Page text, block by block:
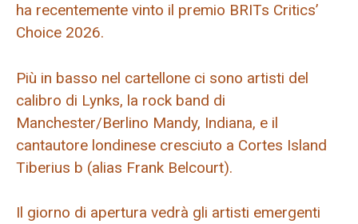
ha recentemente vinto il premio BRITs Critics’
Choice 2026.
Più in basso nel cartellone ci sono artisti del
calibro di Lynks, la rock band di
Manchester/Berlino Mandy, Indiana, e il
cantautore londinese cresciuto a Cortes Island
Tiberius b (alias Frank Belcourt).
Il giorno di apertura vedrà gli artisti emergenti